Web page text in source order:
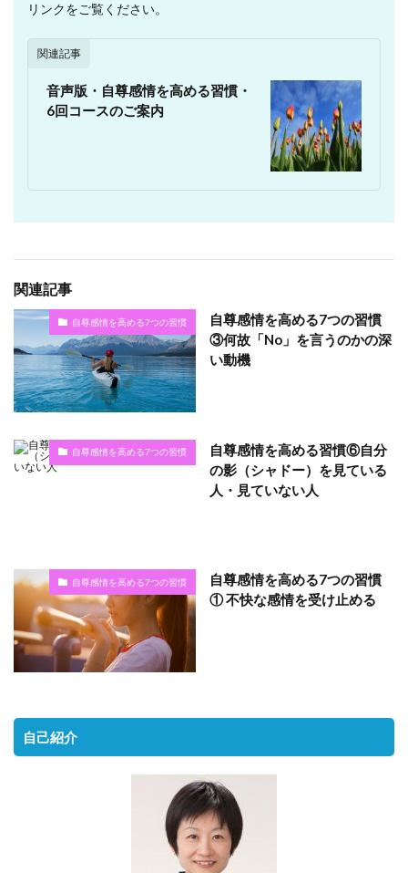
リンクをご覧ください。
関連記事
音声版・自尊感情を高める習慣・
6回コースのご案内
関連記事
自尊感情を高める7つの習慣
自尊感情を高める7つの習慣
③何故「No」を言うのかの深
い動機
自尊感情を高める7つの習慣
自尊感情を高める習慣⑥自分
の影（シャドー）を見ている
人・見ていない人
自尊感情を高める7つの習慣
自尊感情を高める7つの習慣
① 不快な感情を受け止める
自己紹介